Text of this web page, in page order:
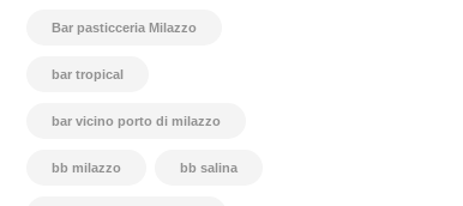
Bar pasticceria Milazzo
bar tropical
bar vicino porto di milazzo
bb milazzo bb salina